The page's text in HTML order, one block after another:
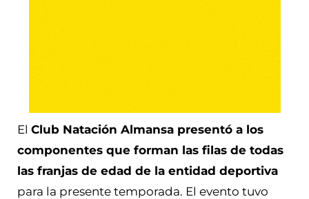
El Club Natación Almansa presentó a los
componentes que forman las filas de todas
las franjas de edad de la entidad deportiva
para la presente temporada. El evento tuvo